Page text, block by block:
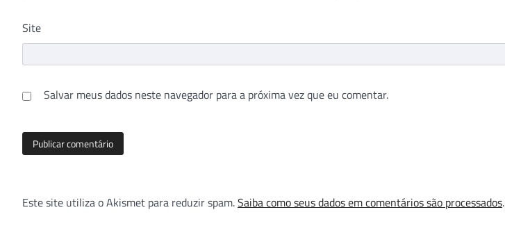
Site
Salvar meus dados neste navegador para a próxima vez que eu comentar.
Este site utiliza o Akismet para reduzir spam.Saiba como seus dados em comentários são processados.